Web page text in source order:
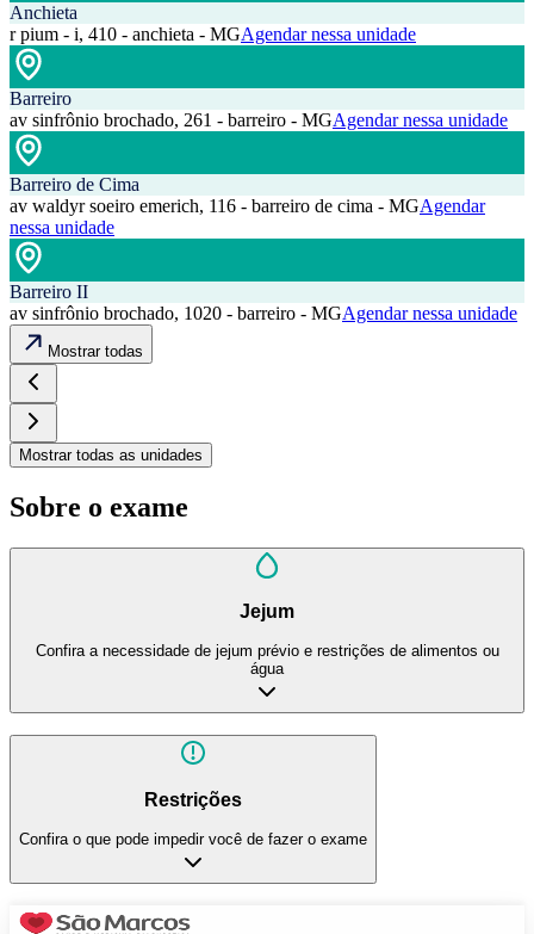
Anchieta
r pium - i, 410 - anchieta - MGAgendar nessa unidade
Barreiro
av sinfrônio brochado, 261 - barreiro - MGAgendar nessa unidade
Barreiro de Cima
av waldyr soeiro emerich, 116 - barreiro de cima - MGAgendar
nessa unidade
Barreiro II
av sinfrônio brochado, 1020 - barreiro - MGAgendar nessa unidade
Mostrar todas
Mostrar todas as unidades
Sobre o exame
Jejum
Confira a necessidade de jejum prévio e restrições de alimentos ou
água
Restrições
Confira o que pode impedir você de fazer o exame